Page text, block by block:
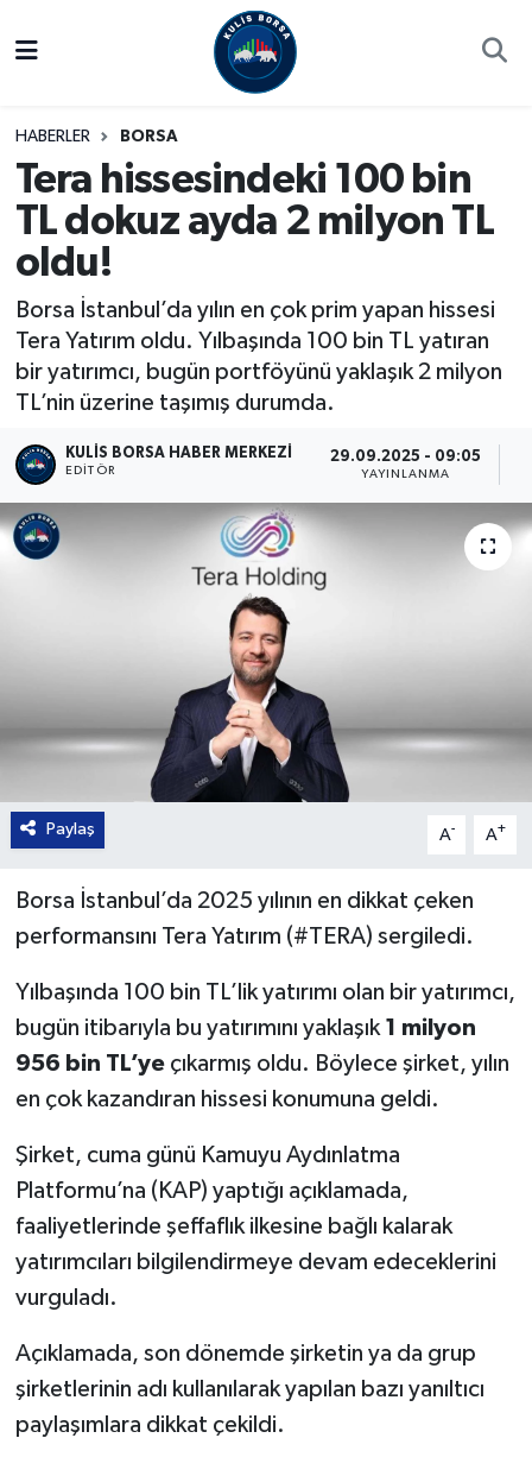
HABERLER BORSA
Tera hissesindeki 100 bin
TL dokuz ayda 2 milyon TL
oldu!
Borsa İstanbul’da yılın en çok prim yapan hissesi
Tera Yatırım oldu. Yılbaşında 100 bin TL yatıran
bir yatırımcı, bugün portföyünü yaklaşık 2 milyon
TL’nin üzerine taşımış durumda.
KULIS BORSA HABER MERKEZI
EDITÖR
29.09.2025 - 09:05
YAYINLANMA
Paylaş A- A+
Borsa İstanbul’da 2025 yılının en dikkat çeken
performansını Tera Yatırım (#TERA) sergiledi.
Yılbaşında 100 bin TL’lik yatırımı olan bir yatırımcı,
bugün itibarıyla bu yatırımını yaklaşık 1 milyon
956 bin TL’yeçıkarmış oldu. Böylece şirket, yılın
en çok kazandıran hissesi konumuna geldi.
Şirket, cuma günü Kamuyu Aydınlatma
Platformu’na (KAP) yaptığı açıklamada,
faaliyetlerinde şeffaflık ilkesine bağlı kalarak
yatırımcıları bilgilendirmeye devam edeceklerini
vurguladı.
Açıklamada, son dönemde şirketin ya da grup
şirketlerinin adı kullanılarak yapılan bazı yanıltıcı
paylaşımlara dikkat çekildi.
Kulis Haber
Halka Arzlar
Ekonomi
Süper Lig Puan Durumu ve Fikstür
Tüm Manşetler
Son Dakika Haberleri
Haber Arşivi